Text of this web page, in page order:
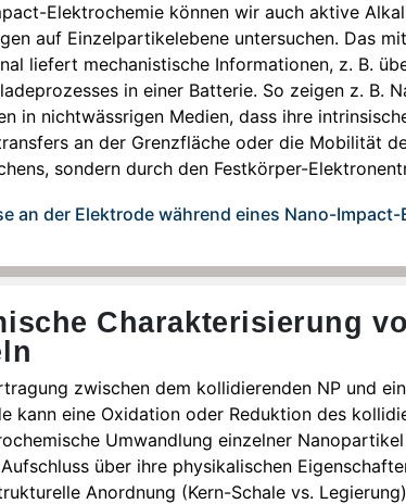
Elektrochemie können wir auch aktive
auf Einzelpartikelebene untersuchen. Das
liefert mechanistische Informationen, z. B.
in einer Batterie. So zeigen z. B.
in nichtwässrigen Medien, dass ihre
an der Grenzfläche oder die Mobilität
sondern durch den Festkörper-
Charakterisierung
zwischen dem kollidierenden NP und
kann eine Oxidation oder Reduktion des
Umwandlung einzelner
über ihre physikalischen
Anordnung (Kern-Schale vs.